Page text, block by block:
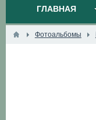
ГЛАВНАЯ
Фотоальбомы